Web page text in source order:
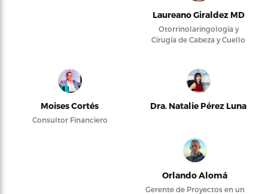
Laureano Giraldez MD
Otorrinolaringología y
Cirugía de Cabeza y Cuello
Moises Cortés
Consultor Financiero
Dra. Natalie Pérez Luna
Orlando Alomá
Gerente de Proyectos en un